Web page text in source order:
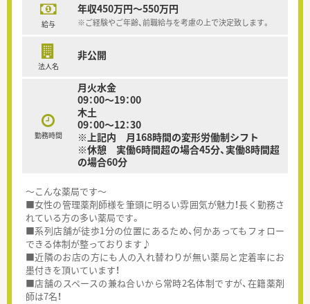
給与
年収450万円～550万円
※ご経験やご年齢、前職給与を考慮の上で決定致します。
法人名
非公開
勤務時間
月火水金
09：00～19：00
木土
09：00～12：30
※上記内 月168時間の変形労働制シフト
※休憩 実働6時間超の場合45分、実働8時間超
の場合60分
～こんな薬局です～
■女性の管理薬剤師様を筆頭に明るい雰囲気が魅力！長く勤務さ
れている方の多い薬局です。
■系列店舗が徒歩1分の位置にあるため、何かあってもフォロー
できる体制が整っております♪
■近隣のお店の方にも人の入れ替わりが無い薬局と定着率にお
墨付きを頂いています！
■店舗のスペースの兼ね合いから常時2名体制ですが、在籍薬剤
師は7名！